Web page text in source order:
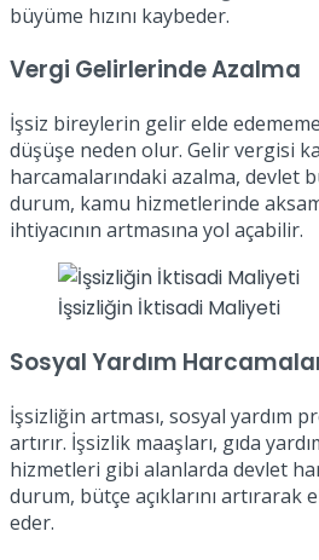
büyüme hızını kaybeder.
Vergi Gelirlerinde Azalma
İşsiz bireylerin gelir elde
düşüşe neden olur. Gelir vergisi
harcamalarındaki azalma, devlet
durum, kamu hizmetlerinde
ihtiyacının artmasına yol açabilir.
İşsizliğin İktisadi Maliyeti
Sosyal Yardım
İşsizliğin artması, sosyal yardım
artırır. İşsizlik maaşları, gıda
hizmetleri gibi alanlarda devlet
durum, bütçe açıklarını
eder.